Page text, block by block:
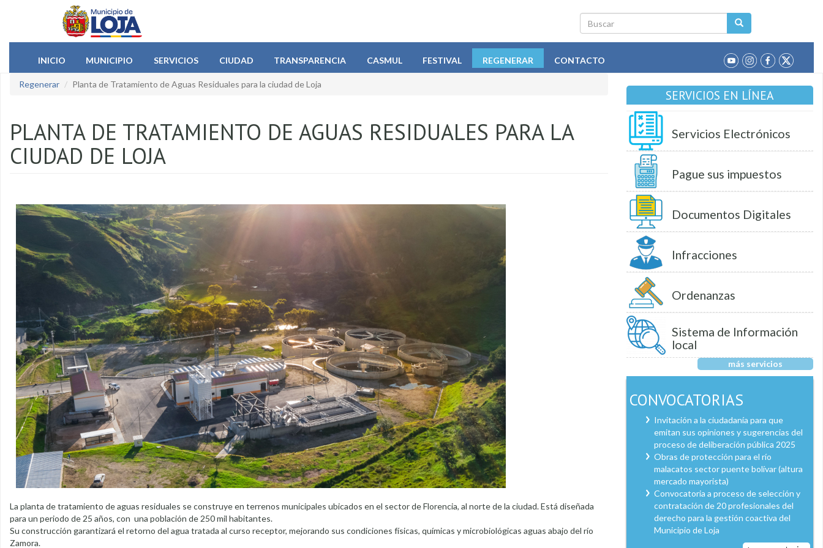
Pasar al contenido principal
Buscar
INICIO
MUNICIPIO SERVICIOS CIUDAD TRANSPARENCIA CASMUL FESTIVAL REGENERAR CONTACTO
Regenerar Planta de Tratamiento de Aguas Residuales para la ciudad de Loja
PLANTA DE TRATAMIENTO DE AGUAS RESIDUALES PARA LA
CIUDAD DE LOJA
La planta de tratamiento de aguas residuales se construye en terrenos municipales ubicados en el sector de Florencia, al norte de la ciudad. Está diseñada
para un periodo de 25 años, con una población de 250 mil habitantes.
Su construcción garantizará el retorno del agua tratada al curso receptor, mejorando sus condiciones físicas, químicas y microbiológicas aguas abajo del río
Zamora.
SERVICIOS EN LÍNEA
Servicios Electrónicos
Pague sus impuestos
Documentos Digitales
Infracciones
Ordenanzas
Sistema de Información
local
más servicios
CONVOCATORIAS
Invitación a la ciudadanía para que
emitan sus opiniones y sugerencias del
proceso de deliberación pública 2025
Obras de protección para el río
malacatos sector puente bolívar (altura
mercado mayorista)
Convocatoria a proceso de selección y
contratación de 20 profesionales del
derecho para la gestión coactiva del
Municipio de Loja